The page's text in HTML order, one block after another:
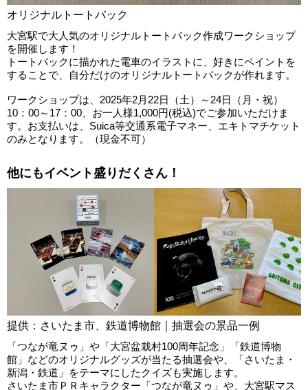
オリジナルトートバック
大宮駅で大人気のオリジナルトートバック作成ワークショップ
を開催します！
トートバックに描かれた電車のイラストに、好きにペイントを
することで、自分だけのオリジナルトートバックが作れます。
ワークショップは、2025年2月22日（土）～24日（月・祝）
10：00～17：00、お一人様1,000円(税込)でご参加いただけま
す。お支払いは、Suica等交通系電子マネー、エキトマチケット
のみとなります。（現金不可）
他にもイベント盛りだくさん！
提供：さいたま市、鉄道博物館｜抽選会の景品一例
「つなが竜ヌゥ」や「大宮盆栽村100周年記念」「鉄道博物
館」などのオリジナルグッズが当たる抽選会や、「さいたま・
新潟・鉄道」をテーマにしたクイズも実施します。
さいたま市ＰＲキャラクター「つなが竜ヌゥ」や、大宮駅マス